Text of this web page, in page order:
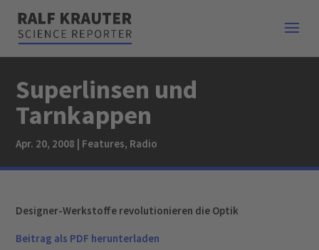
Superlinsen und
Tarnkappen
Apr. 20, 2008 | Features, Radio
Designer-Werkstoffe revolutionieren die Optik
Beitrag als PDF herunterladen